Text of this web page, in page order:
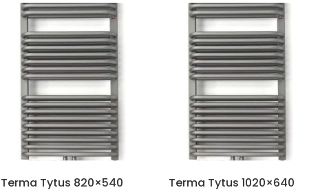
Terma Tytus 820×540 Terma Tytus 1020×640